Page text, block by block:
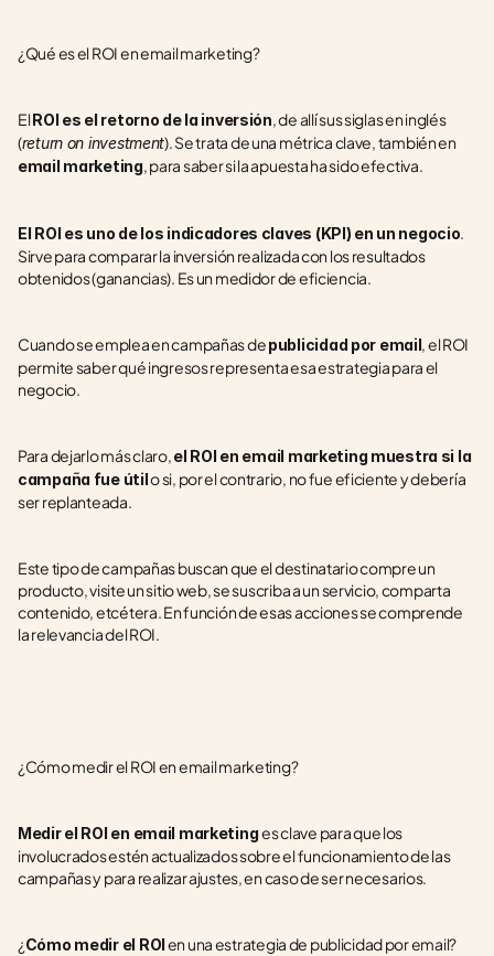
¿Qué es el ROI en email marketing?
El ROI es el retorno de la inversión, de allí sus siglas en inglés
(return on investment
email marketing, para saber si la apuesta ha sido efectiva.
El ROI es uno de los indicadores claves (KPI) en un negocio.
Sirve para comparar la inversión realizada con los resultados
obtenidos (ganancias). Es un medidor de eficiencia.
Cuando se emplea en campañas de publicidad por email, el ROI
permite saber qué ingresos representa esa estrategia para el
negocio.
Para dejarlo más claro, el ROI en email marketing muestra si la
campaña fue útil o si, por el contrario, no fue eficiente y debería
ser replanteada.
Este tipo de campañas buscan que el destinatario compre un
producto, visite un sitio web, se suscriba a un servicio, comparta
contenido, etcétera. En función de esas acciones se comprende
la relevancia del ROI.
¿Cómo medir el ROI en email marketing?
Medir el ROI en email marketing es clave para que los
involucrados estén actualizados sobre el funcionamiento de las
campañas y para realizar ajustes, en caso de ser necesarios.
¿Cómo medir el ROI en una estrategia de publicidad por email?